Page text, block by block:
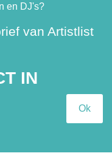
en DJ's?
van Artistlist
IN